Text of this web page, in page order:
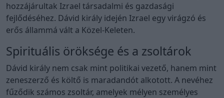
hozzájárultak Izrael társadalmi és gazdasági
fejlődéséhez. Dávid király idején Izrael egy virágzó és
erős állammá vált a Közel-Keleten.
Spirituális öröksége és a zsoltárok
Dávid király nem csak mint politikai vezető, hanem mint
zeneszerző és költő is maradandót alkotott. A nevéhez
fűződik számos zsoltár, amelyek mélyen személyes